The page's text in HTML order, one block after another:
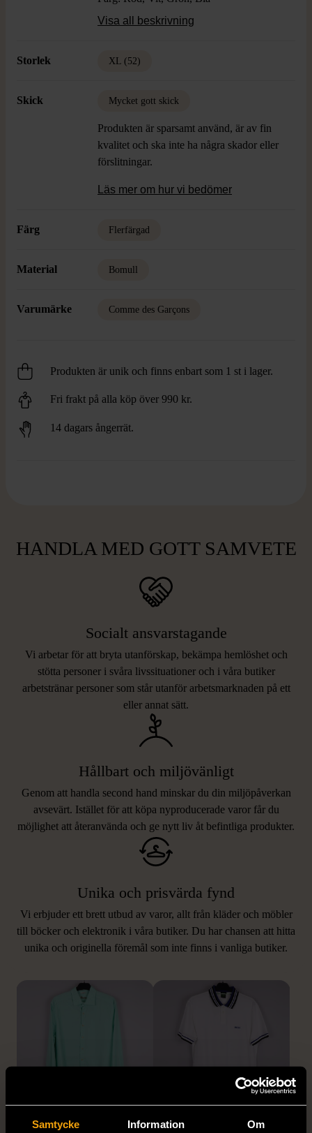
Samtycke Information Om
Material: 100% Bomull
Visa all beskrivning
Storlek XL (52)
Skick Mycket gott skick
Produkten är sparsamt använd, är av fin
kvalitet och ska inte ha några skador eller
förslitningar.
Läs mer om hur vi bedömer
Färg Flerfärgad
Material Bomull
Varumärke Comme des Garçons
Produkten är unik och finns enbart som 1 st i lager.
Fri frakt på alla köp över 990 kr.
14 dagars ångerrät.
HANDLA MED GOTT SAMVETE
Socialt ansvarstagande
Vi arbetar för att bryta utanförskap, bekämpa hemlöshet och
stötta personer i svåra livssituationer och i våra butiker
arbetstränar personer som står utanför arbetsmarknaden på ett
eller annat sätt.
Hållbart och miljövänligt
Genom att handla second hand minskar du din miljöpåverkan
avsevärt. Istället för att köpa nyproducerade varor får du
möjlighet att återanvända och ge nytt liv åt befintliga produkter.
Unika och prisvärda fynd
Vi erbjuder ett brett utbud av varor, allt från kläder och möbler
till böcker och elektronik i våra butiker. Du har chansen att hitta
unika och originella föremål som inte finns i vanliga butiker.
LIKNANDE PRODUKTER
Hitta produkter som påminner om denna